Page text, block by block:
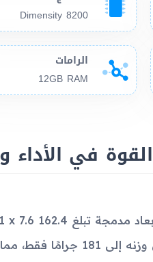
Dimensity 8200
الرامات
12GB RAM
وسهل الاستخدام بيد